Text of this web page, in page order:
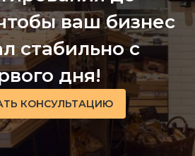
ваш бизнес
стабильно с
дня!
КОНСУЛЬТАЦИЮ